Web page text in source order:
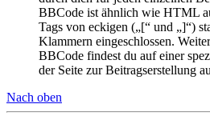
BBCode ist ähnlich wie HTML
Tags von eckigen („[“ und „]“)
Klammern eingeschlossen.
BBCode findest du auf einer
der Seite zur Beitragserstellung
Nach oben